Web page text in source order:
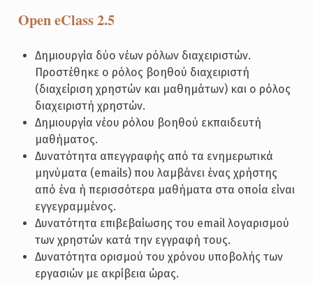
Open eClass 2.5
Δημιουργία δύο νέων ρόλων διαχειριστών.
Προστέθηκε ο ρόλος βοηθού διαχειριστή
(διαχείριση χρηστών και μαθημάτων) και ο ρόλος
διαχειριστή χρηστών.
Δημιουργία νέου ρόλου βοηθού εκπαιδευτή
μαθήματος.
Δυνατότητα απεγγραφής από τα ενημερωτικά
μηνύματα (emails) που λαμβάνει ένας χρήστης
από ένα ή περισσότερα μαθήματα στα οποία είναι
εγγεγραμμένος.
Δυνατότητα επιβεβαίωσης του email λογαρισμού
των χρηστών κατά την εγγραφή τους.
Δυνατότητα ορισμού του χρόνου υποβολής των
εργασιών με ακρίβεια ώρας.